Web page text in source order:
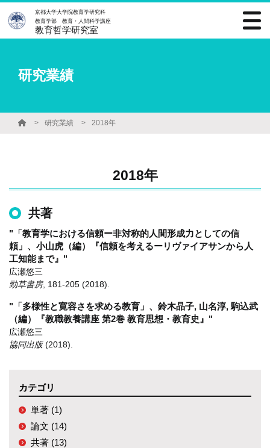
京都大学大学院教育学研究科
教育学部 教育・人間科学講座
教育哲学研究室
研究業績
研究業績 2018年
2018年
共著
"「教育学における信頼ー非対称的人間形成力としての信
頼」、小山虎（編）『信頼を考えるーリヴァイアサンから人
工知能まで』"
広瀬悠三
勁草書房, 181-205 (2018)
"「多様性と寛容さを求める教育」、鈴木晶子, 山名淳, 駒込武
（編）『教職教養講座 第2巻 教育思想・教育史』"
広瀬悠三
協同出版 (2018)
カテゴリ
単著 (1)
論文 (14)
共著 (13)